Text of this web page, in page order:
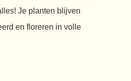
Je planten blijven
en floreren in volle